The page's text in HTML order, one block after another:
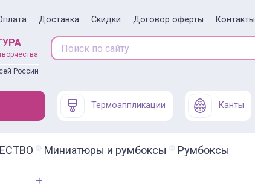
Доставка Скидки Договор оферты Контакты
России
Термоаппликации Канты
Миниатюры и румбоксы Румбоксы